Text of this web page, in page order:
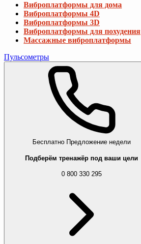
Виброплатформы для дома
Виброплатформы 4D
Виброплатформы 3D
Виброплатформы для похудения
Массажные виброплатформы
Пульсометры
Бесплатно Предложение недели
Подберём тренажёр под ваши цели
0 800 330 295